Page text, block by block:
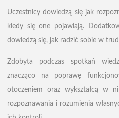
Uczestnicy dowiedzą się jak
kiedy się one pojawiają.
dowiedzą się, jak radzić sobie w
Zdobyta podczas spotkań
znacząco na poprawę
otoczeniem oraz wykształcą w
rozpoznawania i rozumienia